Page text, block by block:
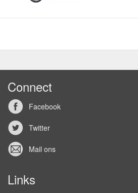
Connect
Facebook
Twitter
Mail ons
Links